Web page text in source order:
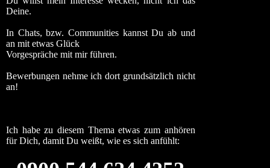
Deine.
In Chats, bzw. Communities kannst Du ab und
an mit etwas Glück
Vorgespräche mit mir führen.
Bewerbungen nehme ich dort grundsätzlich nicht
an!
Ich habe zu diesem Thema etwas zum anhören
für Dich, damit Du weißt, wie es sich anfühlt: